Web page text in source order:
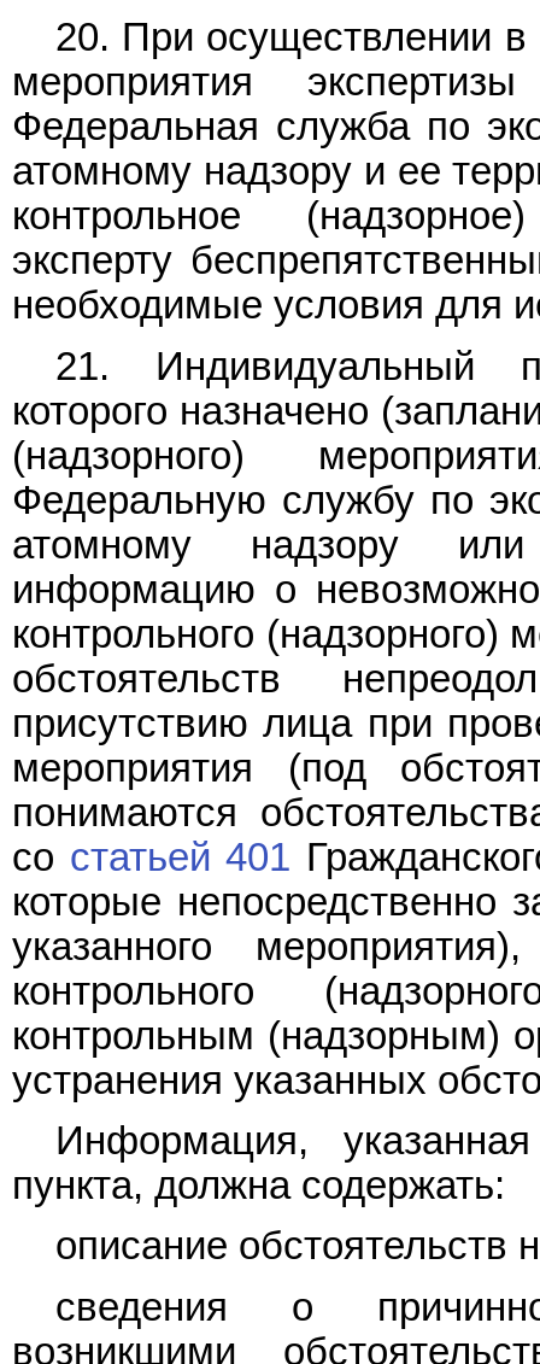
20. При осуществлении в
мероприятия
Федеральная служба по
атомному надзору и ее
контрольное
эксперту
необходимые условия для
21. Индивидуальный
которого назначено
(надзорного)
Федеральную службу по
атомному надзору
информацию о
контрольного (надзорного)
обстоятельств
присутствию лица при
мероприятия (под
понимаются
со статьей 401
которые непосредственно
указанного
контрольного
контрольным (надзорным)
устранения указанных
Информация,
пункта, должна содержать:
описание обстоятельств
сведения о
возникшими